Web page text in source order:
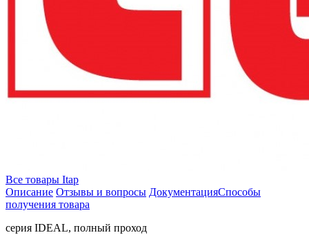
Все товары Itap
Описание Отзывы и вопросы ДокументацияСпособы
получения товара
серия IDEAL, полный проход